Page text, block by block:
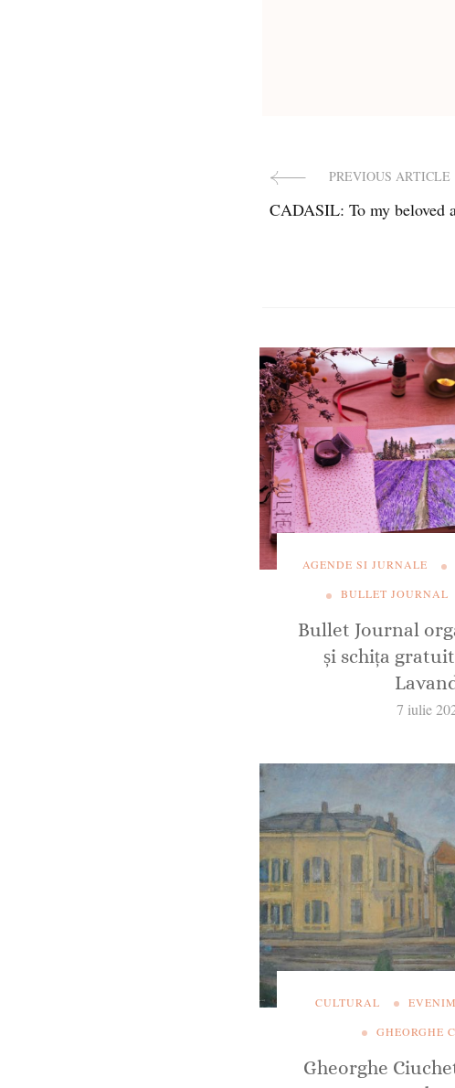
Post
Navigation
PREVIOUS ARTICLE
CADASIL: To my beloved
AGENDE SI JURNALE
BULLET JOURNAL
Bullet Journal
și schița
7 iulie
CULTURAL
GHEORGHE
Gheorghe